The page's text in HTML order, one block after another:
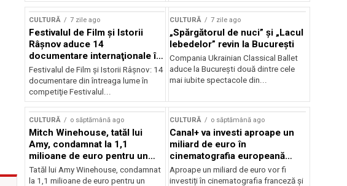
CULTURĂ 7 zile ago
Festivalul de Film şi Istorii
Râşnov aduce 14
documentare internaţionale în
premieră
Festivalul de Film şi Istorii Râşnov: 14
documentare din întreaga lume în
competiţie Festivalul...
CULTURĂ 7 zile ago
„Spărgătorul de nuci” și „Lacul
lebedelor” revin la București
Compania Ukrainian Classical Ballet
aduce la București două dintre cele
mai iubite spectacole din...
CULTURĂ o săptămână ago
Mitch Winehouse, tatăl lui
Amy, condamnat la 1,1
milioane de euro pentru un
litigiu pierdut
Tatăl lui Amy Winehouse, condamnat
la 1,1 milioane de euro pentru un
CULTURĂ o săptămână ago
Canal+ va investi aproape un
miliard de euro în
cinematografia europeană
până în 2032
Aproape un miliard de euro vor fi
investiți în cinematografia franceză și